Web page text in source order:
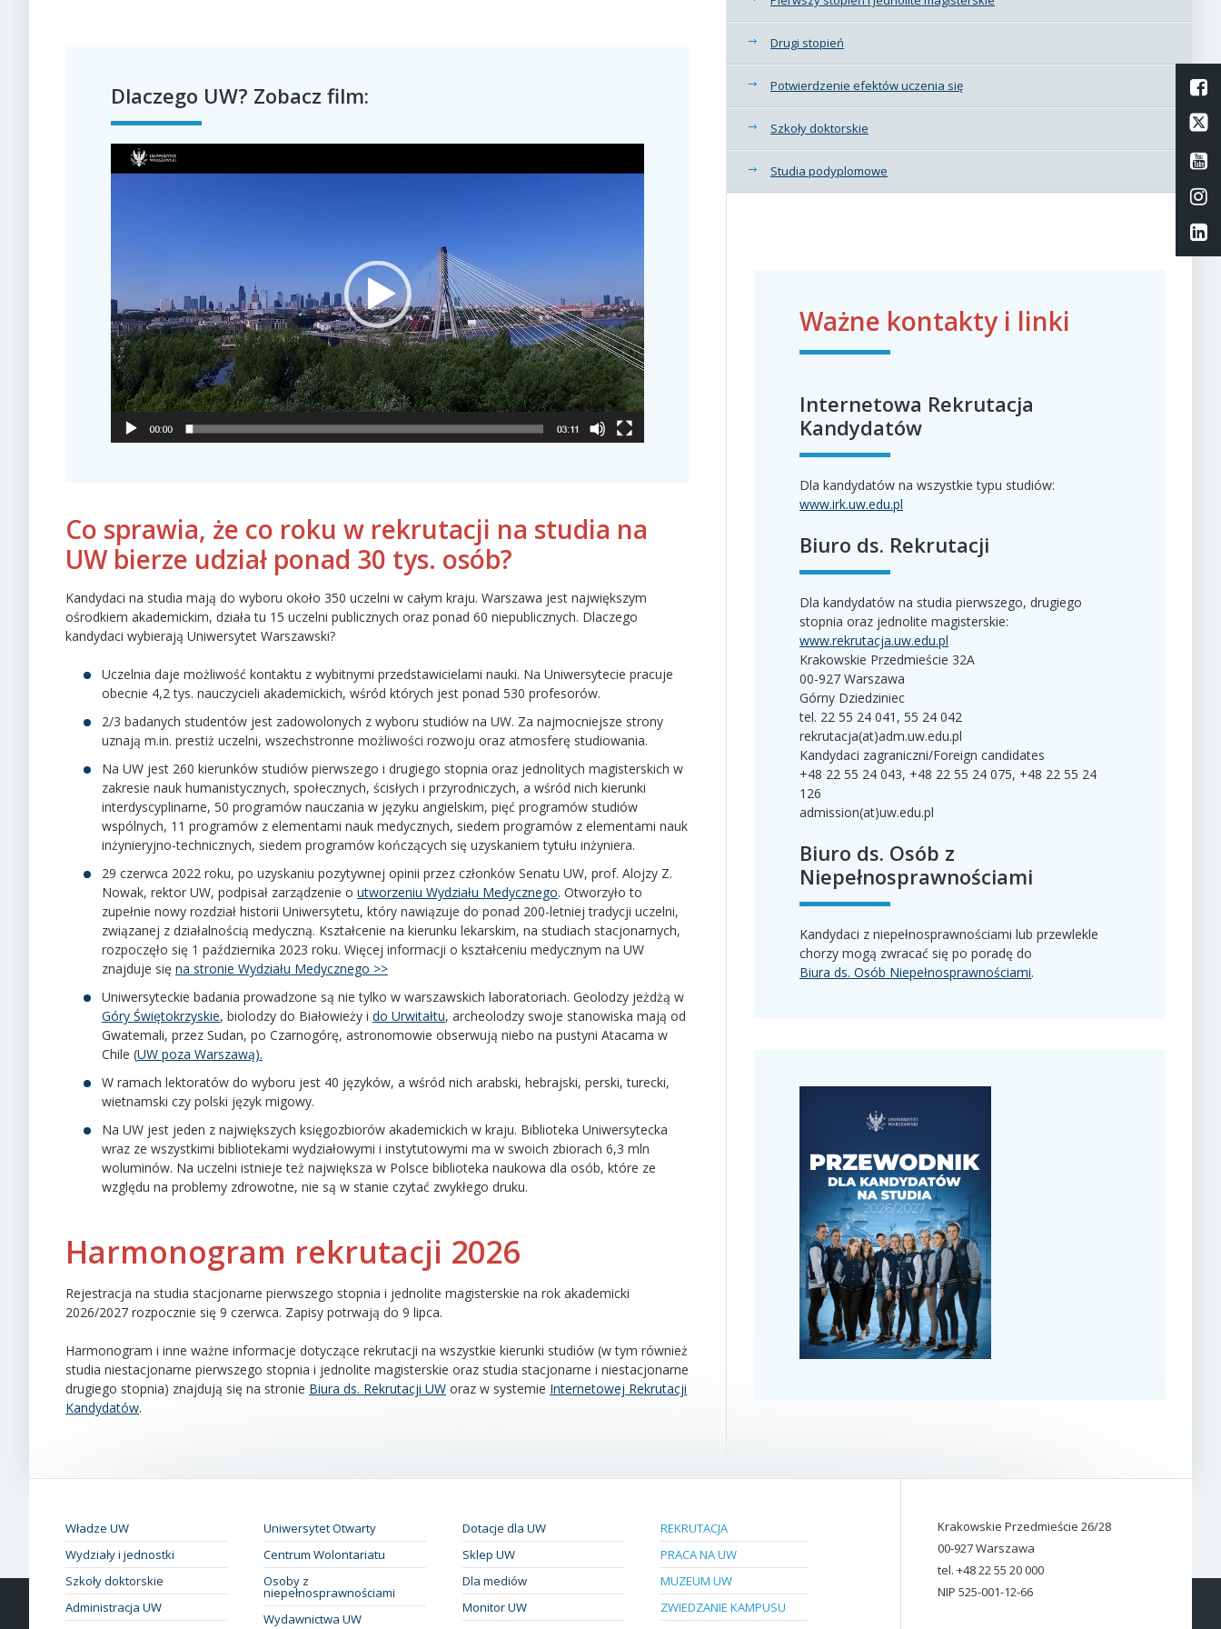
Dlaczego UW? Zobacz film:
Co sprawia, że co roku w rekrutacji na studia na
UW bierze udział ponad 30 tys. osób?
Kandydaci na studia mają do wyboru około 350 uczelni w całym kraju. Warszawa jest największym
ośrodkiem akademickim, działa tu 15 uczelni publicznych oraz ponad 60 niepublicznych. Dlaczego
kandydaci wybierają Uniwersytet Warszawski?
Uczelnia daje możliwość kontaktu z wybitnymi przedstawicielami nauki. Na Uniwersytecie pracuje
obecnie 4,2 tys. nauczycieli akademickich, wśród których jest ponad 530 profesorów.
2/3 badanych studentów jest zadowolonych z wyboru studiów na UW. Za najmocniejsze strony
uznają m.in. prestiż uczelni, wszechstronne możliwości rozwoju oraz atmosferę studiowania.
Na UW jest 260 kierunków studiów pierwszego i drugiego stopnia oraz jednolitych magisterskich w
zakresie nauk humanistycznych, społecznych, ścisłych i przyrodniczych, a wśród nich kierunki
interdyscyplinarne, 50 programów nauczania w języku angielskim, pięć programów studiów
wspólnych, 11 programów z elementami nauk medycznych, siedem programów z elementami nauk
inżynieryjno-technicznych, siedem programów kończących się uzyskaniem tytułu inżyniera.
29 czerwca 2022 roku, po uzyskaniu pozytywnej opinii przez członków Senatu UW, prof. Alojzy Z.
Nowak, rektor UW, podpisał zarządzenie o utworzeniu Wydziału Medycznego. Otworzyło to
zupełnie nowy rozdział historii Uniwersytetu, który nawiązuje do ponad 200-letniej tradycji uczelni,
związanej z działalnością medyczną. Kształcenie na kierunku lekarskim, na studiach stacjonarnych,
rozpoczęło się 1 października 2023 roku. Więcej informacji o kształceniu medycznym na UW
znajduje się na stronie Wydziału Medycznego >>
Uniwersyteckie badania prowadzone są nie tylko w warszawskich laboratoriach. Geolodzy jeżdżą w
Góry Świętokrzyskie, biolodzy do Białowieży i do Urwitałtu, archeolodzy swoje stanowiska mają od
Gwatemali, przez Sudan, po Czarnogórę, astronomowie obserwują niebo na pustyni Atacama w
Chile (UW poza Warszawą).
W ramach lektoratów do wyboru jest 40 języków, a wśród nich arabski, hebrajski, perski, turecki,
wietnamski czy polski język migowy.
Na UW jest jeden z największych księgozbiorów akademickich w kraju. Biblioteka Uniwersytecka
wraz ze wszystkimi bibliotekami wydziałowymi i instytutowymi ma w swoich zbiorach 6,3 mln
woluminów. Na uczelni istnieje też największa w Polsce biblioteka naukowa dla osób, które ze
względu na problemy zdrowotne, nie są w stanie czytać zwykłego druku.
Harmonogram rekrutacji 2026
Rejestracja na studia stacjonarne pierwszego stopnia i jednolite magisterskie na rok akademicki
2026/2027 rozpocznie się 9 czerwca. Zapisy potrwają do 9 lipca.
Harmonogram i inne ważne informacje dotyczące rekrutacji na wszystkie kierunki studiów (w tym również
studia niestacjonarne pierwszego stopnia i jednolite magisterskie oraz studia stacjonarne i niestacjonarne
drugiego stopnia) znajdują się na stronie Biura ds. Rekrutacji UW oraz w systemie Internetowej Rekrutacji
Kandydatów.
Drugi stopień
Potwierdzenie efektów uczenia się
Szkoły doktorskie
Studia podyplomowe
Ważne kontakty i linki
Internetowa Rekrutacja
Kandydatów
Dla kandydatów na wszystkie typu studiów:
www.irk.uw.edu.pl
Biuro ds. Rekrutacji
Dla kandydatów na studia pierwszego, drugiego
stopnia oraz jednolite magisterskie:
www.rekrutacja.uw.edu.pl
Krakowskie Przedmieście 32A
00-927 Warszawa
Górny Dziedziniec
tel. 22 55 24 041, 55 24 042
rekrutacja(at)adm.uw.edu.pl
Kandydaci zagraniczni/Foreign candidates
+48 22 55 24 043, +48 22 55 24 075, +48 22 55 24
126
admission(at)uw.edu.pl
Biuro ds. Osób z
Niepełnosprawnościami
Kandydaci z niepełnosprawnościami lub przewlekle
chorzy mogą zwracać się po poradę do
Biura ds. Osób Niepełnosprawnościami.
Władze UW
Wydziały i jednostki
Szkoły doktorskie
Administracja UW
Uniwersytet Otwarty
Centrum Wolontariatu
Osoby z
niepełnosprawnościami
Wydawnictwa UW
Dotacje dla UW
Sklep UW
Dla mediów
Monitor UW
REKRUTACJA
PRACA NA UW
MUZEUM UW
ZWIEDZANIE KAMPUSU
Krakowskie Przedmieście 26/28
00-927 Warszawa
tel. +48 22 55 20 000
NIP 525-001-12-66